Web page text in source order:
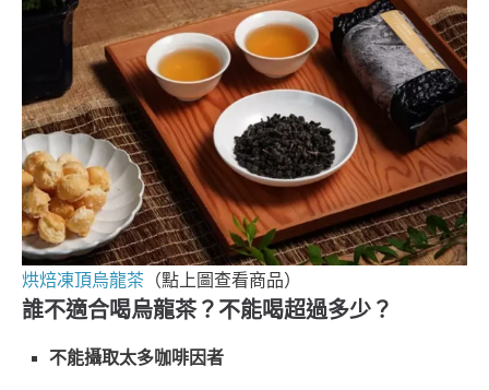
烘焙凍頂烏龍茶 （點上圖查看商品）
誰不適合喝烏龍茶？不能喝超過多少？
不能攝取太多咖啡因者